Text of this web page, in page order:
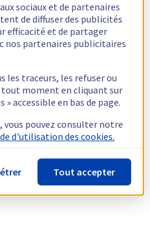
sociaux et de partenaires
de diffuser des publicités
efficacité et de partager
nos partenaires publicitaires
les traceurs, les refuser ou
tout moment en cliquant sur
» accessible en bas de page.
vous pouvez consulter notre
d'utilisation des cookies.
Tout accepter